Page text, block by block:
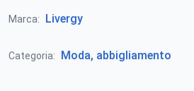
Marca: Livergy
Categoria: Moda, abbigliamento